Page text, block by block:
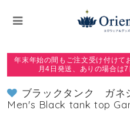
年末年始の間もご注文受け付けて
月4日発送、ありの場合は
ブラックタンク ガ
Men's Black tank top